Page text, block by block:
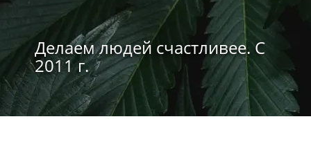
Делаем людей счастливее. С
2011 г.